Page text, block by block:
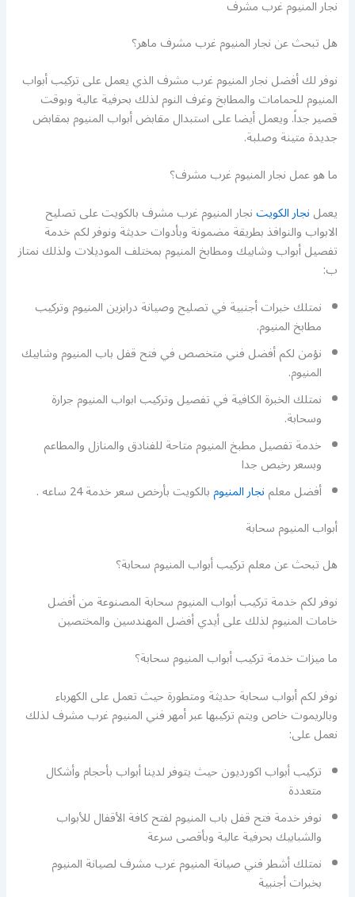
نجار المنيوم غرب مشرف
هل تبحث عن نجار المنيوم غرب مشرف ماهر؟
نوفر لك أفضل نجار المنيوم غرب مشرف الذي يعمل على تركيب أبواب
المنيوم للحمامات والمطابخ وغرف النوم لذلك بحرفية عالية وبوقت
قصير جداً. ويعمل أيضا على استبدال مقابض أبواب المنيوم بمقابض
جديدة متينة وصلبة.
ما هو عمل نجار المنيوم غرب مشرف؟
يعملنجار الكويتنجار المنيوم غرب مشرف بالكويت على تصليح
الابواب والنوافذ بطريقة مضمونة وبأدوات حديثة ونوفر لكم خدمة
تفصيل أبواب وشابيك ومطابخ المنيوم بمختلف الموديلات ولذلك نمتاز
ب:
نمتلك خبرات أجنبية في تصليح وصيانة درابزين المنيوم وتركيب
مطابخ المنيوم.
نؤمن لكم أفضل فني متخصص في فتح قفل باب المنيوم وشابيك
المنيوم.
نمتلك الخبرة الكافية في تفصيل وتركيب ابواب المنيوم جرارة
وسحابة.
خدمة تفصيل مطبخ المنيوم متاحة للفنادق والمنازل والمطاعم
وبسعر رخيص جدا
أفضل معلمنجار المنيومبالكويت بأرخص سعر خدمة 24 ساعه .
أبواب المنيوم سحابة
هل تبحث عن معلم تركيب أبواب المنيوم سحابة؟
نوفر لكم خدمة تركيب أبواب المنيوم سحابة المصنوعة من أفضل
خامات المنيوم لذلك على أيدي أفضل المهندسين والمختصين
ما ميزات خدمة تركيب أبواب المنيوم سحابة؟
نوفر لكم أبواب سحابة حديثة ومتطورة حيث تعمل على الكهرباء
وبالريموت خاص ويتم تركيبها عبر أمهر فني المنيوم غرب مشرف لذلك
نعمل على:
تركيب أبواب اكورديون حيث يتوفر لدينا أبواب بأحجام وأشكال
متعددة
نوفر خدمة فتح قفل باب المنيوم لفتح كافة الأقفال للأبواب
والشبابيك بحرفية عالية وبأقصى سرعة
نمتلك أشطر فني صيانة المنيوم غرب مشرف لصيانة المنيوم
بخبرات أجنبية